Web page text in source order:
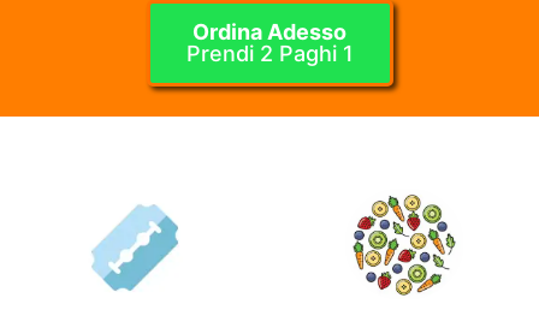
Ordina Adesso
Prendi 2 Paghi 1